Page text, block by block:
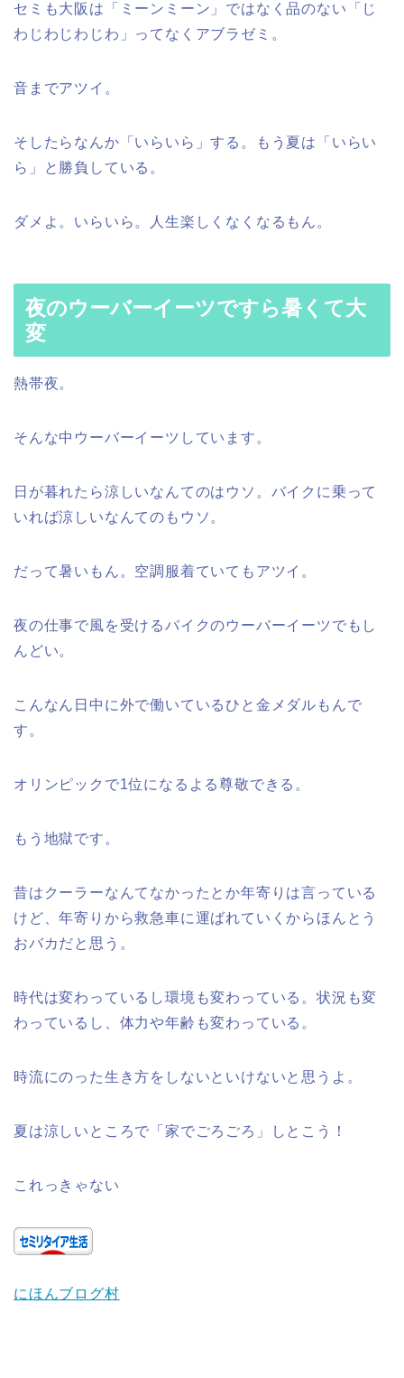
セミも大阪は「ミーンミーン」ではなく品のない「じ
わじわじわじわ」ってなくアブラゼミ。
音までアツイ。
そしたらなんか「いらいら」する。もう夏は「いらい
ら」と勝負している。
ダメよ。いらいら。人生楽しくなくなるもん。
夜のウーバーイーツですら暑くて大
変
熱帯夜。
そんな中ウーバーイーツしています。
日が暮れたら涼しいなんてのはウソ。バイクに乗って
いれば涼しいなんてのもウソ。
だって暑いもん。空調服着ていてもアツイ。
夜の仕事で風を受けるバイクのウーバーイーツでもし
んどい。
こんなん日中に外で働いているひと金メダルもんで
す。
オリンピックで1位になるよる尊敬できる。
もう地獄です。
昔はクーラーなんてなかったとか年寄りは言っている
けど、年寄りから救急車に運ばれていくからほんとう
おバカだと思う。
時代は変わっているし環境も変わっている。状況も変
わっているし、体力や年齢も変わっている。
時流にのった生き方をしないといけないと思うよ。
夏は涼しいところで「家でごろごろ」しとこう！
これっきゃない
にほんブログ村